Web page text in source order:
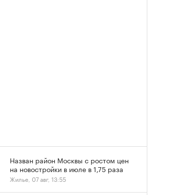
Назван район Москвы с ростом цен
на новостройки в июле в 1,75 раза
Жилье, 07 авг, 13:55